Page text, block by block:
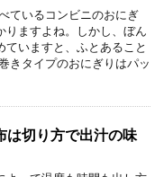
ているコンビニのおにぎ
りますよね。しかし、ぼん
ていますと、ふとあること
きタイプのおにぎりはパッ
は切り方で出汁の味